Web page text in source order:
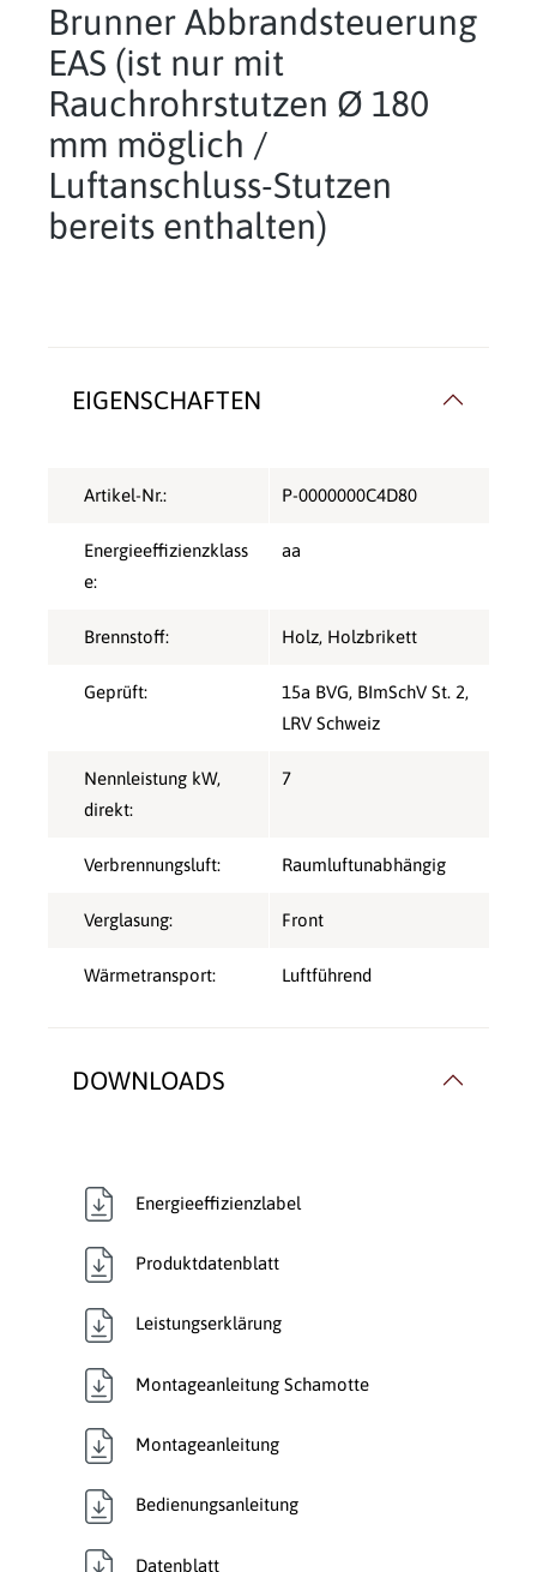
Brunner Abbrandsteuerung
EAS (ist nur mit
Rauchrohrstutzen Ø 180
mm möglich /
Luftanschluss-Stutzen
bereits enthalten)
EIGENSCHAFTEN
Artikel-Nr.: P-0000000C4D80
Energieeffizienzklass
e:
aa
Brennstoff: Holz, Holzbrikett
Geprüft: 15a BVG, BImSchV St. 2,
LRV Schweiz
Nennleistung kW,
direkt:
7
Verbrennungsluft: Raumluftunabhängig
Verglasung: Front
Wärmetransport: Luftführend
DOWNLOADS
Energieeffizienzlabel
Produktdatenblatt
Leistungserklärung
Montageanleitung Schamotte
Montageanleitung
Bedienungsanleitung
Datenblatt